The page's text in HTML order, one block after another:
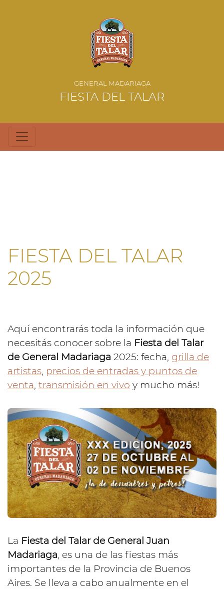
GENERAL MADARIAGA
FIESTA DEL TALAR
FIESTA DEL TALAR
2025
Aquí encontrarás toda la información que
necesitás conocer sobre la Fiesta del Talar
de General Madariaga 2025: fecha, grilla de
artistas, precios de entradas y puntos de
venta, transmisión en vivo y mucho más!
La Fiesta del Talar de General Juan
Madariaga, es una de las fiestas más
importantes de la Provincia de Buenos
Aires. Se lleva a cabo anualmente en el